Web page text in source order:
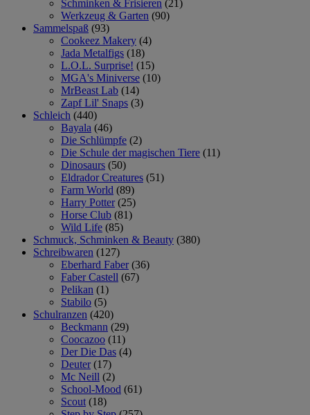
Schminken & Frisieren (21)
Werkzeug & Garten (90)
Sammelspaß (93)
Cookeez Makery (4)
Jada Metalfigs (18)
L.O.L. Surprise! (15)
MGA's Miniverse (10)
MrBeast Lab (14)
Zapf Lil' Snaps (3)
Schleich (440)
Bayala (46)
Die Schlümpfe (2)
Die Schule der magischen Tiere (11)
Dinosaurs (50)
Eldrador Creatures (51)
Farm World (89)
Harry Potter (25)
Horse Club (81)
Wild Life (85)
Schmuck, Schminken & Beauty (380)
Schreibwaren (127)
Eberhard Faber (36)
Faber Castell (67)
Pelikan (1)
Stabilo (5)
Schulranzen (420)
Beckmann (29)
Coocazoo (11)
Der Die Das (4)
Deuter (17)
Mc Neill (2)
School-Mood (61)
Scout (18)